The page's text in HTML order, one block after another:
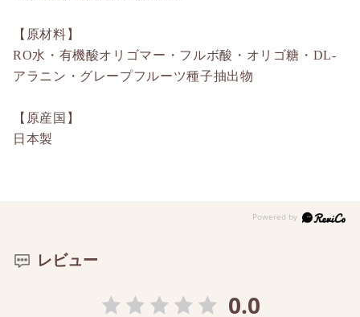
【原材料】
RO水・有機酸オリゴマー・フルボ酸・オリゴ糖・DL-
アラニン・グレープフルーツ種子抽出物
【原産国】
日本製
レビュー
0.0